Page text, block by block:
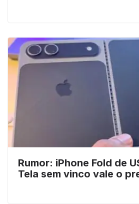
Rumor: iPhone Fold de
Tela sem vinco vale o